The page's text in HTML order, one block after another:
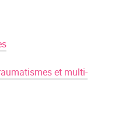
et multi-